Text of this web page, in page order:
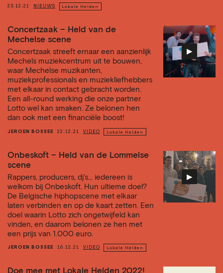
23.12.21 NIEUWS Lokale Helden
▶︎
Concertzaak – Held van de
Mechelse scene
Concertzaak streeft ernaar een aanzienlijk
Mechels muziekcentrum uit te bouwen,
waar Mechelse muzikanten,
muziekprofessionals en muziekliefhebbers
met elkaar in contact gebracht worden.
Een all-round werking die onze partner
Lotto wel kan smaken. Ze belonen hen
dan ook met een financiële boost!
JEROEN BOSSEE 22.12.21 VIDEO Lokale Helden
▶︎
Onbeskoft – Held van de Lommelse
scene
Rappers, producers, dj’s… iedereen is
welkom bij Onbeskoft. Hun ultieme doel?
De Belgische hiphopscene met elkaar
laten verbinden en op de kaart zetten. Een
doel waarin Lotto zich ongetwijfeld kan
vinden, en daarom belonen ze hen met
een prijs van 1.000 euro.
JEROEN BOSSEE 16.12.21 VIDEO Lokale Helden